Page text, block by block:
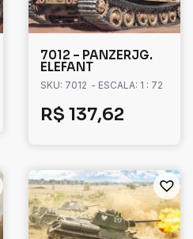
7012 – PANZERJG.
ELEFANT
SKU: 7012 - ESCALA: 1 : 72
R$ 137,62